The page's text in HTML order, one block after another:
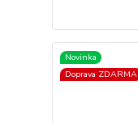
Novinka
Doprava ZDARMA